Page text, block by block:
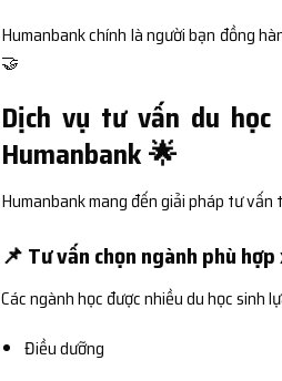
Humanbank chính là người bạn đồng
🤝
Dịch vụ tư vấn du
Humanbank 🌟
Humanbank mang đến giải pháp tư
📌 Tư vấn chọn ngành phù
Các ngành học được nhiều du học sinh
Điều dưỡng